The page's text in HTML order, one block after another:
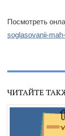
Посмотреть
soglasovanii-
ЧИТАЙТЕ